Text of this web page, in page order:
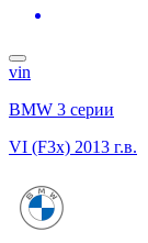
vin
BMW 3 серии
VI (F3x) 2013 г.в.